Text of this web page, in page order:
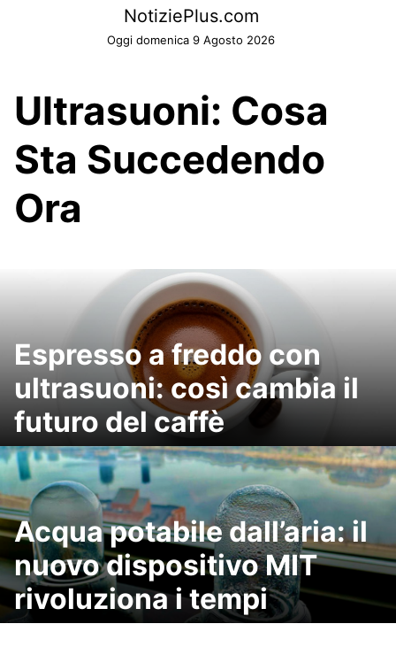
NotiziePlus.com
Oggi domenica 9 Agosto 2026
Ultrasuoni: Cosa
Sta Succedendo
Ora
Espresso a freddo con
ultrasuoni: così cambia il
futuro del caffè
Acqua potabile dall’aria: il
nuovo dispositivo MIT
rivoluziona i tempi